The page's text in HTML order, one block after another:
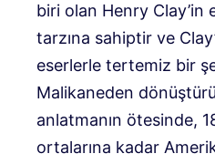
biri olan Henry Clay’in
tarzına sahiptir ve
eserlerle tertemiz bir
Malikaneden
anlatmanın ötesinde,
ortalarına kadar